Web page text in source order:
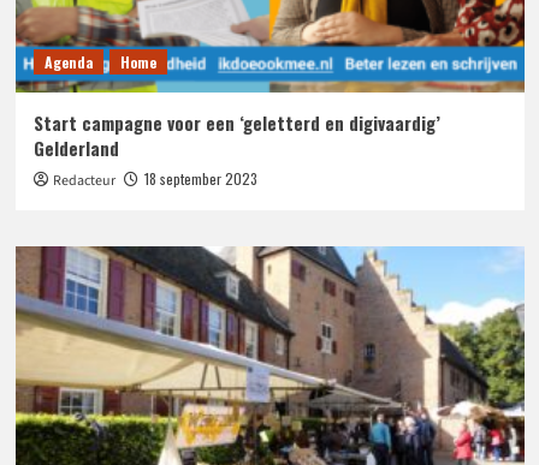
Agenda Home
Start campagne voor een ‘geletterd en digivaardig’
Gelderland
Redacteur 18 september 2023